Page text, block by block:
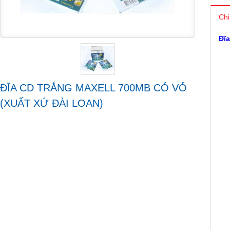
ĐĨA CD TRẮNG MAXELL 700MB CÓ VỎ
(XUẤT XỨ ĐÀI LOAN)